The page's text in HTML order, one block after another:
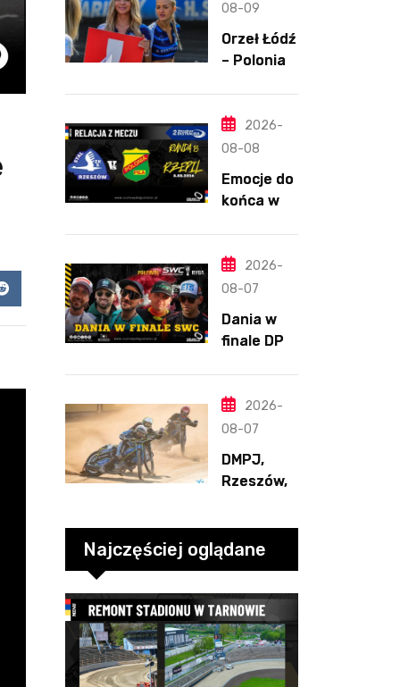
Reddit
08-09
Orzeł Łódź
– Polonia
8.08.2026
2026-
08-08
Emocje do
końca w
dynamit
podporą
Świetny
Pickering
2026-
08-07
Dania w
finale DPŚ.
przebieg
półfinału
Bikernieku
2026-
08-07
DMPJ,
Rzeszów,
szkolenio
wa,
5.06.2026
Najczęściej oglądane